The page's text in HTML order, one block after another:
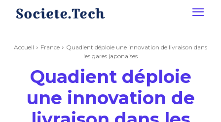
Accueil France
Quadient déploie une innovation de livraison dans
les gares japonaises
Quadient déploie
une innovation de